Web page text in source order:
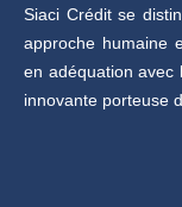
Siaci Crédit se
approche humaine
en adéquation avec
innovante porteuse